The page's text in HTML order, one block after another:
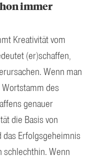
immer
Kreativität vom
(er)schaffen,
Wenn man
des
genauer
die Basis von
Erfolgsgeheimnis
schlechthin. Wenn